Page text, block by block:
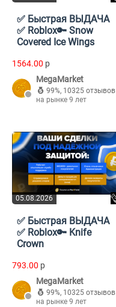
✅ Быстрая ВЫДАЧА
✅ Roblox🔑 Snow
Covered Ice Wings
1564.00 p
MegaMarket
99%, 10325 отзывов
на рынке 9 лет
05.08.2026
✅ Быстрая ВЫДАЧА
✅ Roblox🔑 Knife
Crown
793.00 p
MegaMarket
99%, 10325 отзывов
на рынке 9 лет